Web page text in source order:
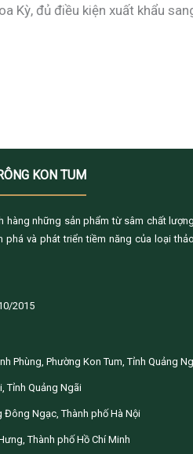
Kỳ, đủ điều kiện xuất khẩu
KON TUM
hàng những sản phẩm từ sâm chất
và phát triển tiềm năng của loại
2015
Phùng, Phường Kon Tum, Tỉnh Quảng
Tỉnh Quảng Ngãi
Đông Ngạc, Thành phố Hà Nội
Thành phố Hồ Chí Minh